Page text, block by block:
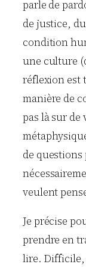
parle de
de justice,
condition
une culture
réflexion est
manière de
pas là sur
de
veulent
Je précise
prendre en
lire. Difficile,